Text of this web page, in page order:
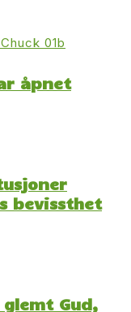
åpnet
bevissthet
glemt Gud,